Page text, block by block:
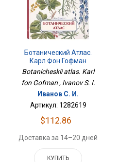
Ботанический Атлас.
Карл Фон Гофман
Botanicheskii atlas. Karl
fon Gofman , Ivanov S. I.
Иванов С. И.
Артикул: 1282619
$112.86
Доставка за 14–20 дней
КУПИТЬ